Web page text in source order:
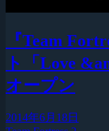
『Team
ト「Love
オープン
2014年6月18日